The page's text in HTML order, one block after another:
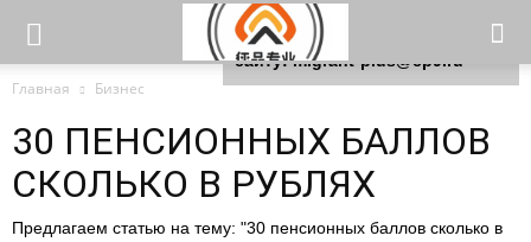
Главная Бизнес
30 ПЕНСИОННЫХ БАЛЛОВ
СКОЛЬКО В РУБЛЯХ
Предлагаем статью на тему: "30 пенсионных баллов сколько в
Для любых предложений по
сайту: migrant-plus@cp9.ru